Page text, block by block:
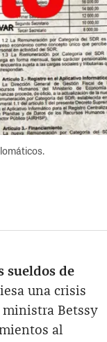
sueldos de
una crisis
ministra Betssy
al